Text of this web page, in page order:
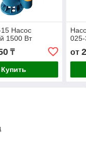
15 Насос
1500 Вт
₸
Купить
от